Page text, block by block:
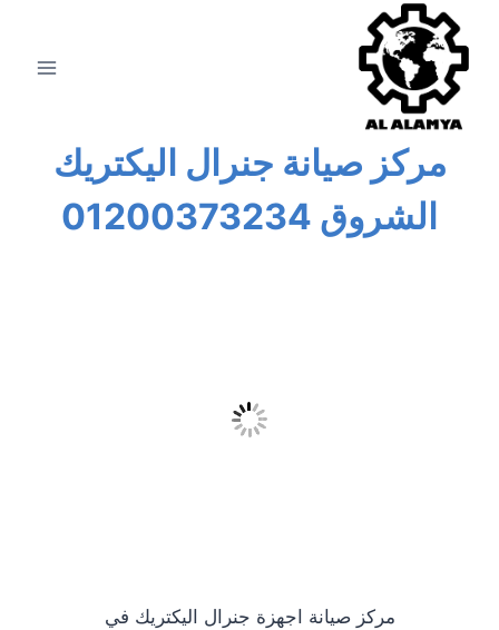
مركز صيانة جنرال اليكتريك
الشروق
مركز صيانة اجهزة جنرال اليكتريك في